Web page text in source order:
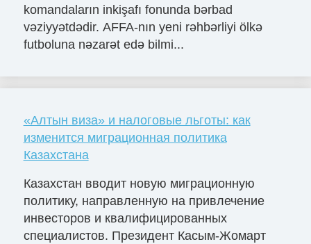
komandaların inkişafı fonunda bərbad
vəziyyətdədir. AFFA-nın yeni rəhbərliyi ölkə
futboluna nəzarət edə bilmi...
«Алтын виза» и налоговые льготы: как
изменится миграционная политика
Казахстана
Казахстан вводит новую миграционную
политику, направленную на привлечение
инвесторов и квалифицированных
специалистов. Президент Касым-Жомарт